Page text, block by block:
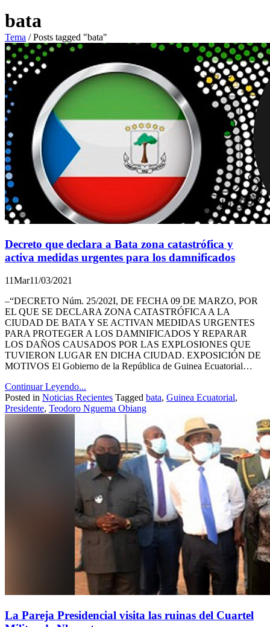
bata
Tema /Posts tagged "bata"
Decreto que declara a Bata zona catastrófica y
activa medidas urgentes para los damnificados
11Mar11/03/2021
–“DECRETO Núm. 25/202I, DE FECHA 09 DE MARZO, POR
EL QUE SE DECLARA ZONA CATASTRÓFICA A LA
CIUDAD DE BATA Y SE ACTIVAN MEDIDAS URGENTES
PARA PROTEGER A LOS DAMNIFICADOS Y REPARAR
LOS DAÑOS CAUSADOS POR LAS EXPLOSIONES QUE
TUVIERON LUGAR EN DICHA CIUDAD. EXPOSICIÓN DE
MOTIVOS El Gobierno de la República de Guinea Ecuatorial…
Continuar Leyendo...
Posted in Noticias Recientes Tagged bata, Guinea Ecuatorial,
Presidente, Teodoro Nguema Obiang
La Pareja Presidencial visita las ruinas del Cuartel